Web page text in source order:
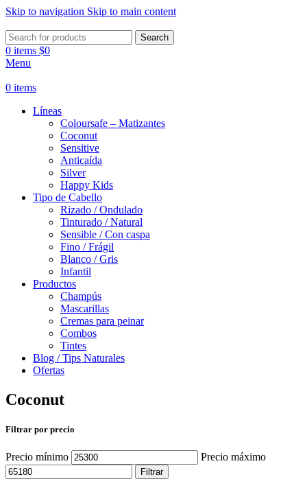
Skip to navigation Skip to main content
Search
0 items $0
Menu
0 items
Líneas
Coloursafe – Matizantes
Coconut
Sensitive
Anticaída
Silver
Happy Kids
Tipo de Cabello
Rizado / Ondulado
Tinturado / Natural
Sensible / Con caspa
Fino / Frágil
Blanco / Gris
Infantil
Productos
Champús
Mascarillas
Cremas para peinar
Combos
Tintes
Blog / Tips Naturales
Ofertas
Coconut
Filtrar por precio
Precio mínimo Precio máximo
Filtrar